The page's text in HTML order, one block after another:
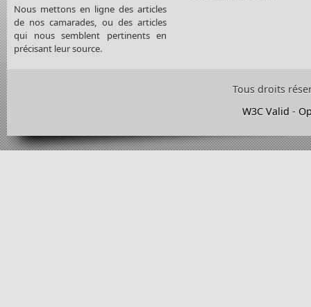
Nous mettons en ligne des articles
de nos camarades, ou des articles
qui nous semblent pertinents en
précisant leur source.
Tous droits
W3C Valid -